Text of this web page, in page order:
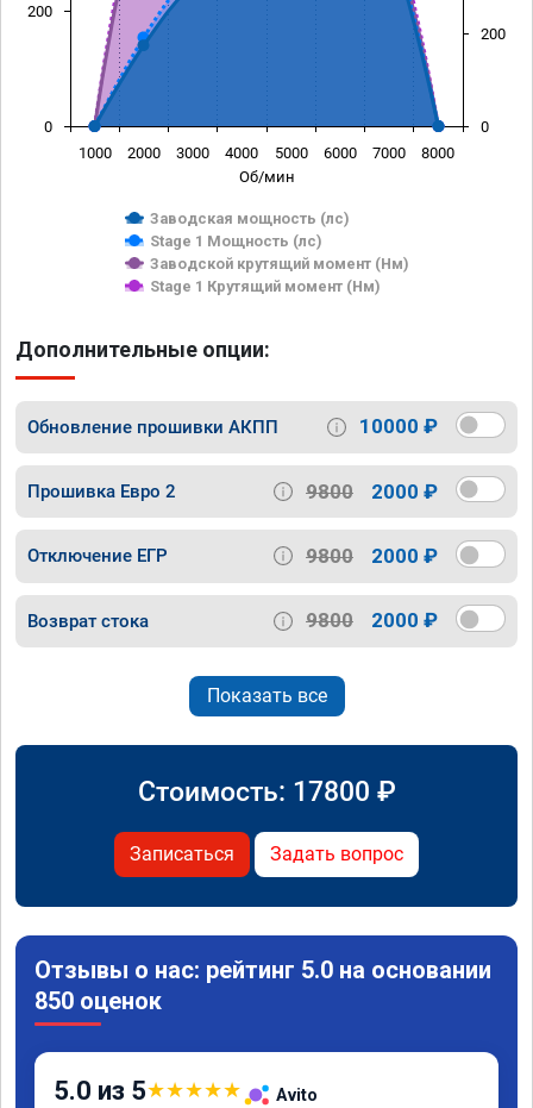
Об/мин
Заводская мощность (лс)
Stage 1 Мощность (лс)
Заводской крутящий момент (Нм)
Stage 1 Крутящий момент (Нм)
1000 2000 3000 4000 5000 6000 7000 8000
0
200
0
200
Дополнительные опции:
Обновление прошивки АКПП 10000 ₽
Прошивка Евро 2 9800 2000 ₽
Отключение ЕГР 9800 2000 ₽
Возврат стока 9800 2000 ₽
Показать все
Стоимость: 17800 ₽
Записаться Задать вопрос
Отзывы о нас: рейтинг 5.0 на основании
850 оценок
5.0 из 5★★★★★ Avito